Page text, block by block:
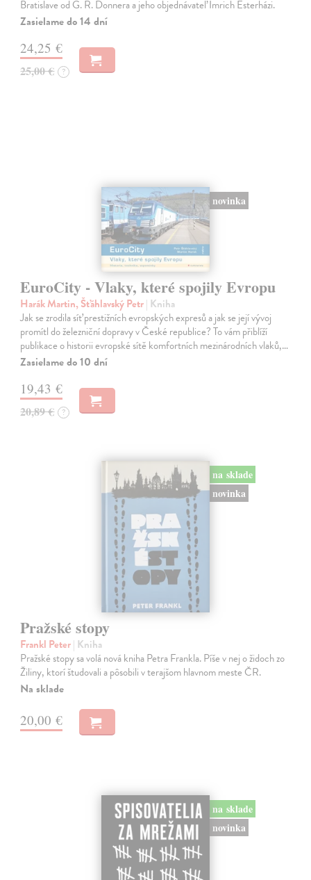
Bratislave od G. R. Donnera a jeho objednávateľ Imrich Esterházi.
Zasielame do 14 dní
24,25 €
25,00 € ?
novinka
EuroCity - Vlaky, které spojily Evropu
Harák Martin, Šťáhlavský Petr| Kniha
Jak se zrodila síť prestižních evropských expresů a jak se její vývoj
promítl do železniční dopravy v České republice? To vám přiblíží
publikace o historii evropské sítě komfortních mezinárodních vlaků,…
Zasielame do 10 dní
19,43 €
20,89 € ?
na sklade
novinka
Pražské stopy
Frankl Peter| Kniha
Pražské stopy sa volá nová kniha Petra Frankla. Píše v nej o židoch zo
Žiliny, ktorí študovali a pôsobili v terajšom hlavnom meste ČR.
Na sklade
20,00 €
na sklade
novinka